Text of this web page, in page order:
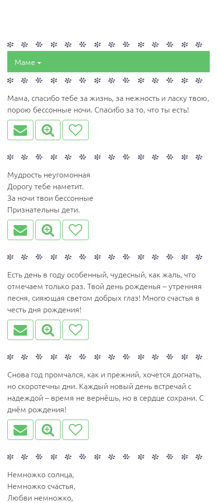
Маме
Мама, спасибо тебе за жизнь, за нежность и ласку твою,
порою бессонные ночи. Спасибо за то, что ты есть!
Мудрость неугомонная
Дорогу тебе наметит.
За ночи твои бессонные
Признательны дети.
Есть день в году особенный, чудесный, как жаль, что
отмечаем только раз. Твой день рожденья – утренняя
песня, сияющая светом добрых глаз! Много счастья в
честь дня рождения!
Снова год промчался, как и прежний, хочется догнать,
но скоротечны дни. Каждый новый день встречай с
надеждой – время не вернёшь, но в сердце сохрани. С
днём рождения!
Немножко солнца,
Немножко счастья,
Любви немножко,